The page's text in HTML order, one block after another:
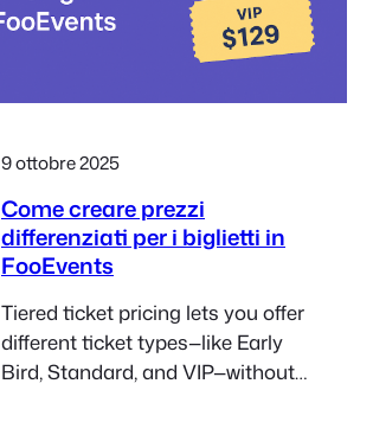
9 ottobre 2025
Come creare prezzi
differenziati per i biglietti in
FooEvents
Tiered ticket pricing lets you offer
different ticket types—like Early
Bird, Standard, and VIP—without